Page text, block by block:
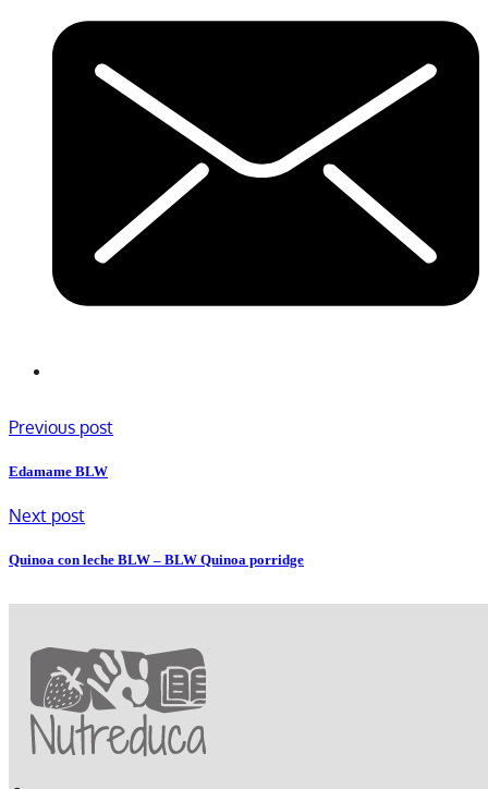
Previous post
Edamame BLW
Next post
Quinoa con leche BLW – BLW Quinoa porridge